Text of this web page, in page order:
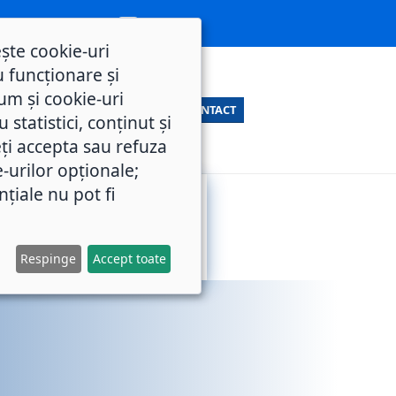
CONTACT
cookie-uri
funcționare și
și cookie-uri
statistici, conținut și
accepta sau refuza
urilor opționale;
nu pot fi
Respinge Accept toate